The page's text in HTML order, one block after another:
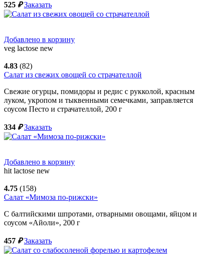
525 ₽ Заказать
Добавлено в корзину
veg lactose new
4.83 (82)
Салат из свежих овощей со страчателлой
Свежие огурцы, помидоры и редис с рукколой, красным
луком, укропом и тыквенными семечками, заправляется
соусом Песто и страчателлой, 200 г
334 ₽ Заказать
Добавлено в корзину
hit lactose new
4.75 (158)
Салат «Мимоза по-рижски»
С балтийскими шпротами, отварными овощами, яйцом и
соусом «Айоли», 200 г
457 ₽ Заказать